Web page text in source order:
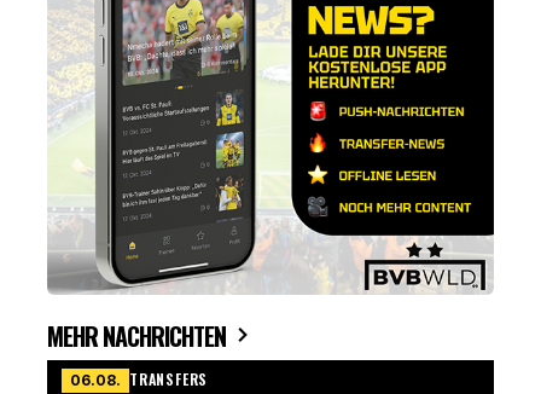
MEHR NACHRICHTEN
06.08. TRANSFERS